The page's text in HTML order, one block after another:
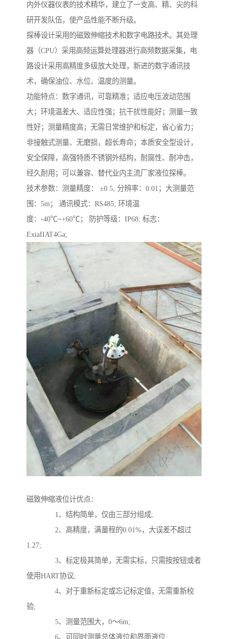
内外仪器仪表的技术精华，建立了一支高、精、尖的科
研开发队伍，使产品性能不断升级。
探棒设计采用的磁致伸缩技术和数字电路技术。其处理
器（CPU）采用高频运算处理器进行高频数据采集，电
路设计采用高精度多级放大处理，新进的数字通讯技
术，确保油位、水位、温度的测量。
功能特点：数字通讯，可靠精准；适应电压波动范围
大；环境温差大、适应性强；抗干扰性能好；测量一致
性好；测量精度高；无需日常维护和标定，省心省力；
非接触式测量、无磨损，超长寿命；本质安全型设计，
安全保障，高强特质不锈钢外结构，耐腐性、耐冲击，
经久耐用；可以兼容、替代业内主流厂家液位探棒。
技术参数：测量精度： ±0.5; 分辨率：0.01；大测量范
围：5m； 通讯模式：RS485; 环境温
度：-40℃~+60℃； 防护等级：IP68; 标志：
ExiaIIAT4Ga;
磁致伸缩液位计优点：
1、结构简单，仅由三部分组成;
2、高精度，满量程的0.01%，大误差不超过
1.27;
3、标定极其简单，无需实标，只需按按钮或者
使用HART协议;
4、对于重新标定或忘记标定值，无需重新校
验;
5、测量范围大，0～6m;
6、可同时测量总体液位和界面液位;